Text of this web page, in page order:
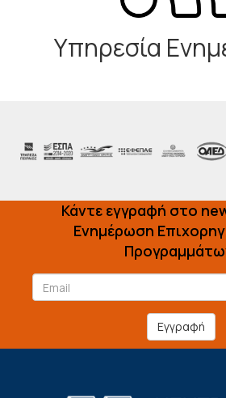
Υπηρεσία
Κάντε εγγραφή στο
Ενημέρωση
Εγγραφή